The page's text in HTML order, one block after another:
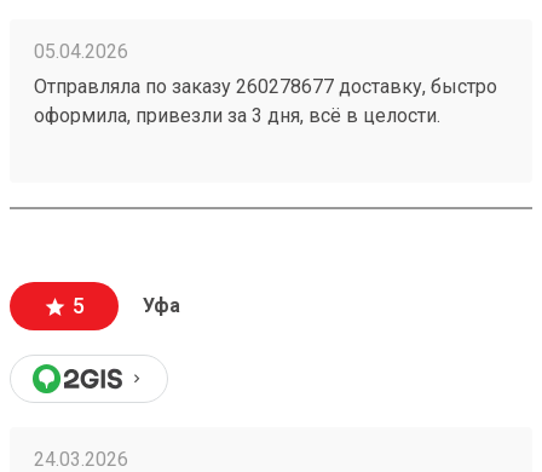
05.04.2026
Отправляла по заказу 260278677 доставку, быстро
оформила, привезли за 3 дня, всё в целости.
5 Уфа
24.03.2026